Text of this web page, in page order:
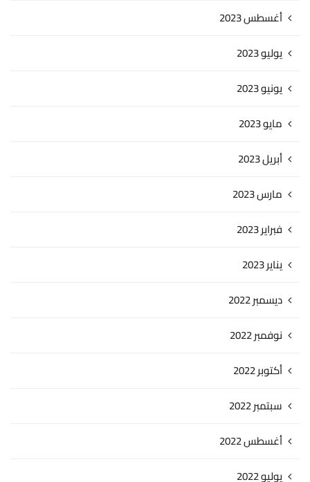
أغسطس 2023
يوليو 2023
يونيو 2023
مايو 2023
أبريل 2023
مارس 2023
فبراير 2023
يناير 2023
ديسمبر 2022
نوفمبر 2022
أكتوبر 2022
سبتمبر 2022
أغسطس 2022
يوليو 2022